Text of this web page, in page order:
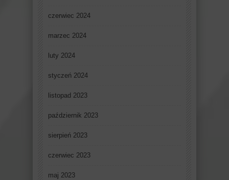
czerwiec 2024
marzec 2024
luty 2024
styczeń 2024
listopad 2023
październik 2023
sierpień 2023
czerwiec 2023
maj 2023